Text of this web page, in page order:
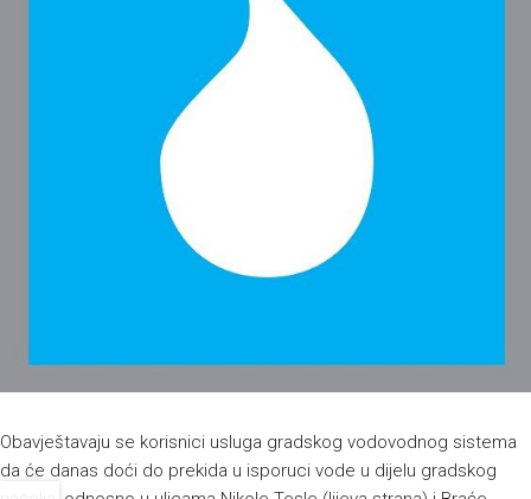
Obavještavaju se korisnici usluga gradskog vodovodnog sistema
da će danas doći do prekida u isporuci vode u dijelu gradskog